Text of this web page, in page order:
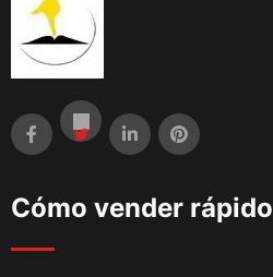
Cómo vender rápido